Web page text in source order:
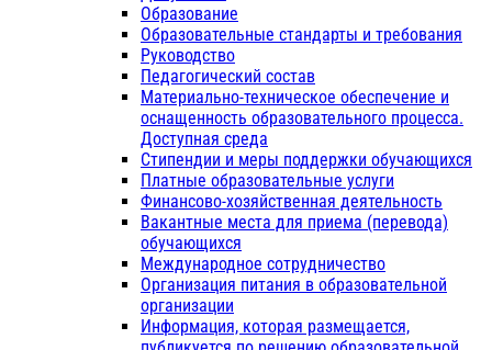
Образование
Образовательные стандарты и требования
Руководство
Педагогический состав
Материально-техническое обеспечение и
оснащенность образовательного процесса.
Доступная среда
Стипендии и меры поддержки обучающихся
Платные образовательные услуги
Финансово-хозяйственная деятельность
Вакантные места для приема (перевода)
обучающихся
Международное сотрудничество
Организация питания в образовательной
организации
Информация, которая размещается,